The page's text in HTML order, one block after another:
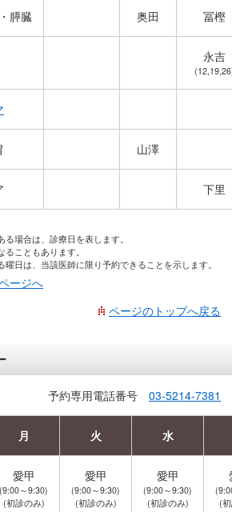
膵臓 奥田 冨樫
永吉
山澤
下里
場合は、診療日を表します。
こともあります。
日は、当該医師に限り予約できることを示します。
ージへ
ページのトップへ戻る
予約専用電話番号 03-5214-7381
月 火 水
愛甲
(9:00～9:30)
(初診のみ)
愛甲
(9:00～9:30)
(初診のみ)
愛甲
(9:00～9:30)
(初診のみ)
(